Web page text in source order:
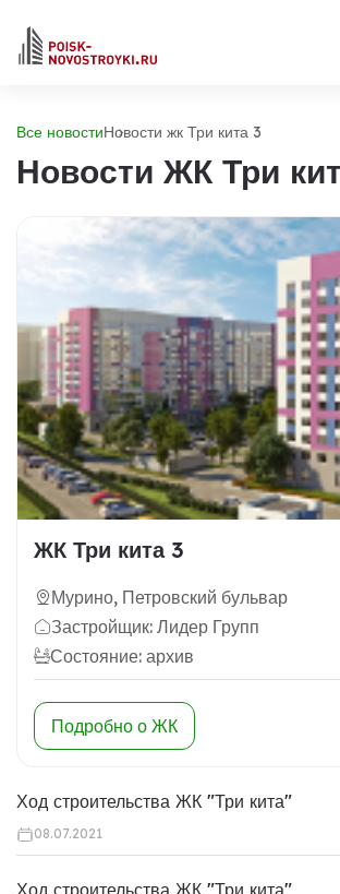
Все новостиНовости жк Три кита 3
Новости ЖК Три
ЖК Три кита 3
Мурино, Петровский бульвар
Застройщик: Лидер Групп
Состояние: архив
Подробно о ЖК
Ход строительства ЖК "Три кита"
08.07.2021
Ход строительства ЖК "Три кита"